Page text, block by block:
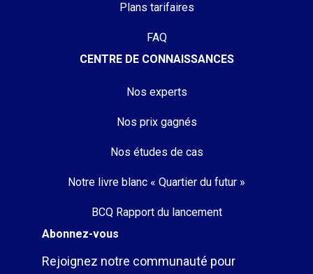
Plans tarifaires
FAQ
CENTRE DE CONNAISSANCES
Nos experts
Nos prix gagnés
Nos études de cas
Notre livre blanc « Quartier du futur »
BCQ Rapport du lancement
Abonnez-vous
Rejoignez notre communauté pour